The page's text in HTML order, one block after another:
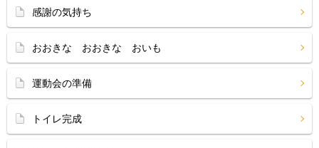
感謝の気持ち
おおきな おおきな おいも
運動会の準備
トイレ完成